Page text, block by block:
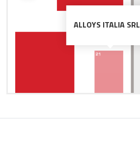
ALLOYS ITALIA SRL